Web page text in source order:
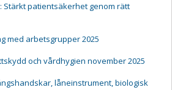
Stärkt patientsäkerhet genom rätt
med arbetsgrupper 2025
och vårdhygien november 2025
låneinstrument, biologisk